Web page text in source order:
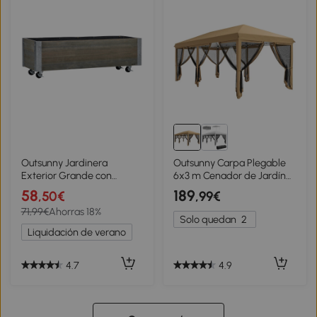
Outsunny Jardinera
Exterior Grande con
Ruedas Tela no Tejida
Jardinera y Sistema de
Drenaje 96x30,6x30 cm
Gris Claro
58,50€
71,99€Ahorras 18%
Liquidación de verano
4.7
Outsunny Carpa Plegable
6x3 m Cenador de Jardín
con 6 Mosquiteras Bolsa de
Transporte y Marco de
Acero para Camping
Fiestas Beige
189,99€
Solo quedan 2
4.9